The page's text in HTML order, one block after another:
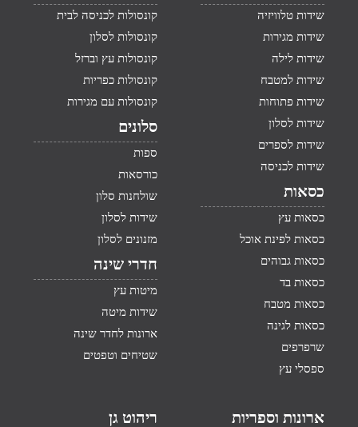
שידות טלוויזיה
שידות מגירות
שידות לילה
שידות למטבח
שידות פתוחות
שידות לסלון
שידות לספרים
שידות לכניסה
כסאות
כסאות עץ
כסאות לפינת אוכל
כסאות גבוהים
כסאות בד
כסאות מטבח
כסאות לגינה
שרפרפים
ספסלי עץ
קונסולות לכניסה לבית
קונסולות לסלון
קונסולות עץ וברזל
קונסולות כפריות
קונסולות עם מגירות
סלונים
ספות
כורסאות
שולחנות סלון
שידות לסלון
מזנונים לסלון
חדרי שינה
מיטות עץ
שידות מיטה
ארונות לחדר שינה
שטיחים וטפטים
ארונות וספריות ריהוט גן